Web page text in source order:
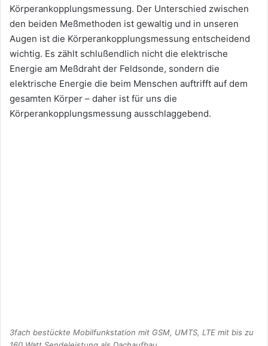
Körperankopplungsmessung. Der Unterschied zwischen
den beiden Meßmethoden ist gewaltig und in unseren
Augen ist die Körperankopplungsmessung entscheidend
wichtig. Es zählt schlußendlich nicht die elektrische
Energie am Meßdraht der Feldsonde, sondern die
elektrische Energie die beim Menschen auftrifft auf dem
gesamten Körper – daher ist für uns die
Körperankopplungsmessung ausschlaggebend.
3fach bestückte Mobilfunkstation mit GSM, UMTS, LTE mit bis zu